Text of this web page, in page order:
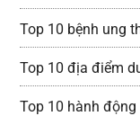
Top 10 bệnh ung
Top 10 địa điểm
Top 10 hành